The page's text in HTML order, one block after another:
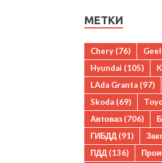
МЕТКИ
Chery (76)
Hyundai (105)
LAda Granta (97)
Skoda (69)
Автоваз (706)
ГИБДД (91)
ПДД (136)